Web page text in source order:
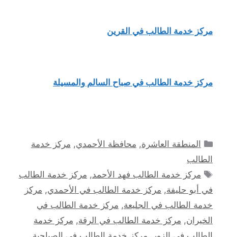
مركز خدمة الطالب في القرين
مركز خدمة الطالب في صباح السالم والمسيلة
التصنيفات
المنطقة العاشرة, محافظة الأحمدي, مركز خدمة
الطالب
الوسوم
مركز خدمة الطالب فهد الأحمد, مركز خدمة الطالب
في أبو حليفة, مركز خدمة الطالب في الأحمدي, مركز
خدمة الطالب في الجليعة, مركز خدمة الطالب في
الخيران, مركز خدمة الطالب في الرقة, مركز خدمة